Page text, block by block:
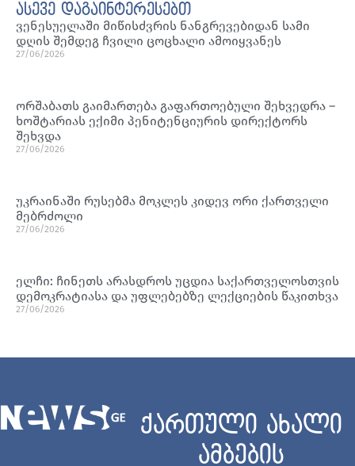
ასევე დაგაინტერესებთ
ვენესუელაში მიწისძვრის ნანგრევებიდან სამი
დღის შემდეგ ჩვილი ცოცხალი ამოიყვანეს
27/06/2026
ორშაბათს გაიმართება გაფართოებული შეხვედრა –
ხოშტარიას ექიმი პენიტენციურის დირექტორს
შეხვდა
27/06/2026
უკრაინაში რუსებმა მოკლეს კიდევ ორი ქართველი
მებრძოლი
27/06/2026
ელჩი: ჩინეთს არასდროს უცდია საქართველოსთვის
დემოკრატიასა და უფლებებზე ლექციების წაკითხვა
27/06/2026
ქართული ახალი
ამბების